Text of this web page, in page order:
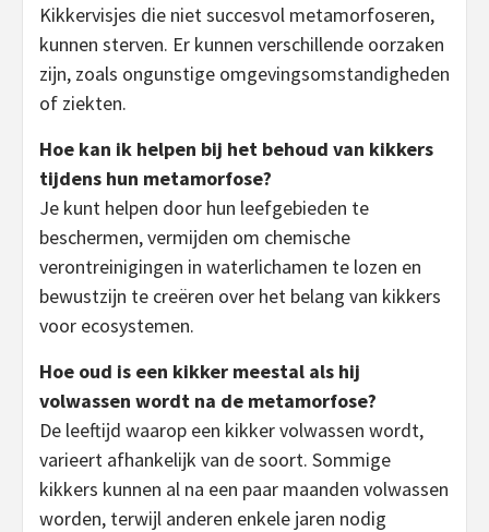
Kikkervisjes die niet succesvol metamorfoseren,
kunnen sterven. Er kunnen verschillende oorzaken
zijn, zoals ongunstige omgevingsomstandigheden
of ziekten.
Hoe kan ik helpen bij het behoud van kikkers
tijdens hun metamorfose?
Je kunt helpen door hun leefgebieden te
beschermen, vermijden om chemische
verontreinigingen in waterlichamen te lozen en
bewustzijn te creëren over het belang van kikkers
voor ecosystemen.
Hoe oud is een kikker meestal als hij
volwassen wordt na de metamorfose?
De leeftijd waarop een kikker volwassen wordt,
varieert afhankelijk van de soort. Sommige
kikkers kunnen al na een paar maanden volwassen
worden, terwijl anderen enkele jaren nodig